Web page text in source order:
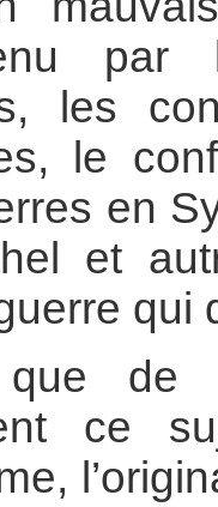
par
les
le
en
et
qui
de
ce